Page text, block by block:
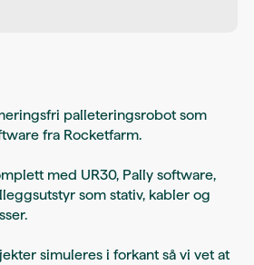
palleteringsrobot som
fra Rocketfarm.
med UR30, Pally software,
som stativ, kabler og
simuleres i forkant så vi vet at